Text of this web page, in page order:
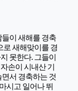
이 새해를 경축
로 새해맞이를 경
못한다. 그들이
손이 시내산 기
서 경축하는 것
시고 일어나 뛰